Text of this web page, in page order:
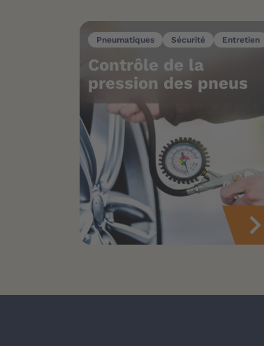
Pneumatiques Sécurité Entretien
Contrôle de la
pression des pneus